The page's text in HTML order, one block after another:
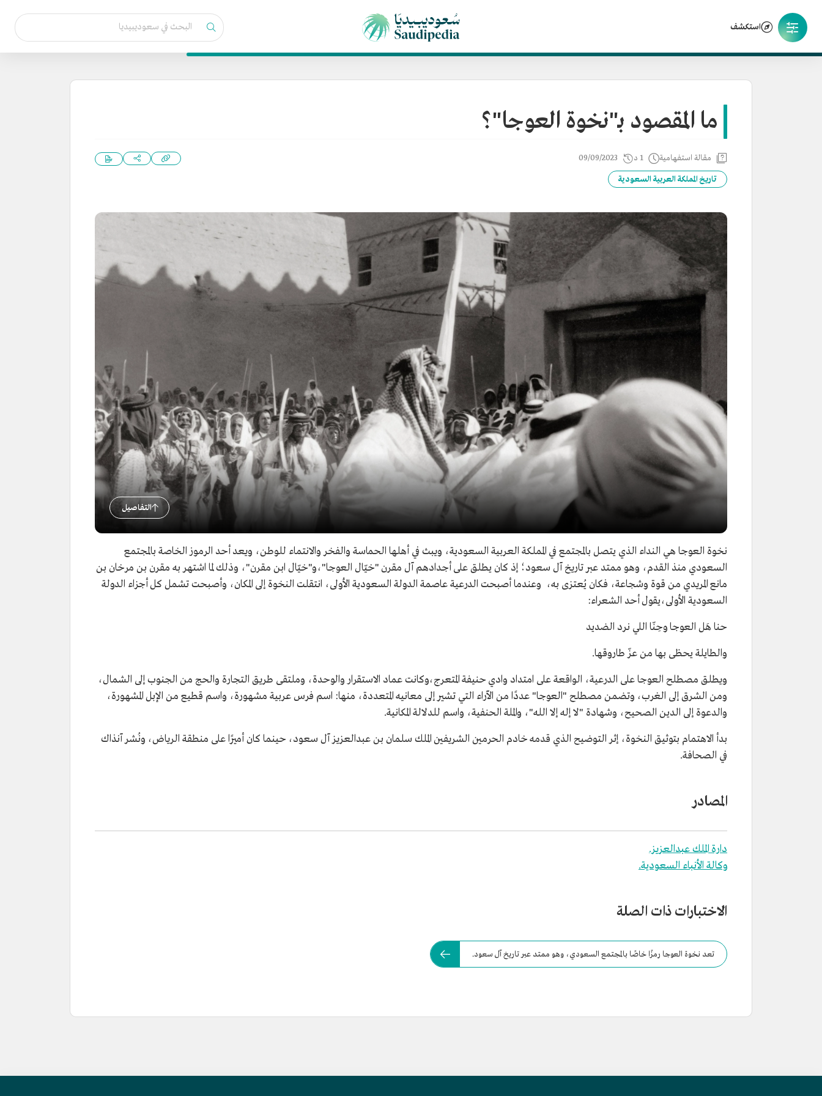
استكشف
ما المقصود بـ"نخوة العوجا"؟
مقالة استفهامية 1 د 09/09/2023
تاريخ المملكة العربية السعودية
التفاصيل
نخوة العوجا هي النداء الذي يتصل بالمجتمع في المملكة العربية السعودية، ويبث في أهلها الحماسة والفخر والانتماء للوطن، ويعد أحد الرموز الخاصة بالمجتمع
السعودي منذ القدم، وهو ممتد عبر تاريخ آل سعود؛ إذ كان يطلق على أجدادهم آل مقرن "خيّال العوجا"،و"خيّال ابن مقرن"، وذلك لما اشتهر به مقرن بن مرخان بن
مانع المريدي من قوة وشجاعة، فكان يُعتزى به، وعندما أصبحت الدرعية عاصمة الدولة السعودية الأولى، انتقلت النخوة إلى المكان، وأصبحت تشمل كل أجزاء الدولة
السعودية الأولى،يقول أحد الشعراء:
حنا هَل العوجا وحِنّا اللي نرد الضديد
والطايلة يحظى بها من عزّ طاروقها.
ويطلق مصطلح العوجا على الدرعية، الواقعة على امتداد وادي حنيفة المتعرج،وكانت عماد الاستقرار والوحدة، وملتقى طريق التجارة والحج من الجنوب إلى الشمال،
ومن الشرق إلى الغرب، وتضمن مصطلح "العوجا" عددًا من الآراء التي تشير إلى معانيه المتعددة، منها: اسم فرس عربية مشهورة، واسم قطيع من الإبل المشهورة،
والدعوة إلى الدين الصحيح، وشهادة "لا إله إلا الله"، والملة الحنفية، واسم للدلالة المكانية.
بدأ الاهتمام بتوثيق النخوة، إثر التوضيح الذي قدمه خادم الحرمين الشريفين الملك سلمان بن عبدالعزيز آل سعود، حينما كان أميرًا على منطقة الرياض، ونُشر آنذاك
في الصحافة.
المصادر
دارة الملك عبدالعزيز.
وكالة الأنباء السعودية.
الاختبارات ذات الصلة
تعد نخوة العوجا رمزًا خاصًا بالمجتمع السعودي، وهو ممتد عبر تاريخ آل سعود.